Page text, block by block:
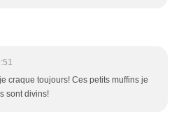
craque toujours! Ces petits muffins je
sont divins!